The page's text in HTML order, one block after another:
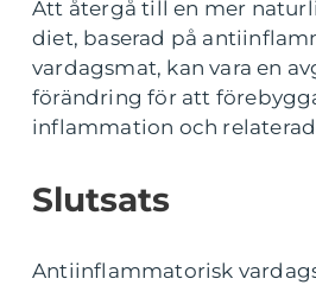
Att återgå till en mer
diet, baserad på
vardagsmat, kan vara en
förändring för att
inflammation och
Slutsats
Antiinflammatorisk